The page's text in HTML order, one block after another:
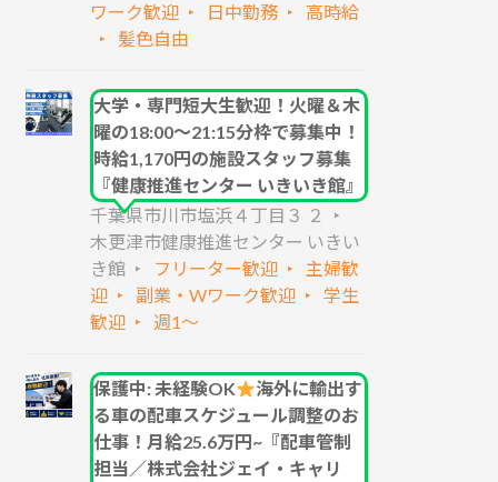
ワーク歓迎
日中勤務
高時給
髪色自由
大学・専門短大生歓迎！火曜＆木
曜の18:00～21:15分枠で募集中！
時給1,170円の施設スタッフ募集
『健康推進センター いきいき館』
千葉県市川市塩浜４丁目３ ２
木更津市健康推進センター いきい
き館
フリーター歓迎
主婦歓
迎
副業・Wワーク歓迎
学生
歓迎
週1～
保護中: 未経験OK
海外に輸出す
る車の配車スケジュール調整のお
仕事！月給25.6万円~『配車管制
担当／株式会社ジェイ・キャリ